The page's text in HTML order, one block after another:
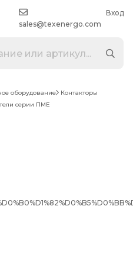
sales@texenergo.com
Вход
оборудование
Контакторы
серии ПМЕ